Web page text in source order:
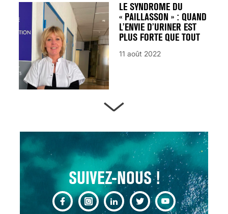
SUIVEZ-NOUS !
LE SYNDROME DU
« PAILLASSON » : QUAND
L’ENVIE D’URINER EST
PLUS FORTE QUE TOUT
11 août 2022
13 août 2024